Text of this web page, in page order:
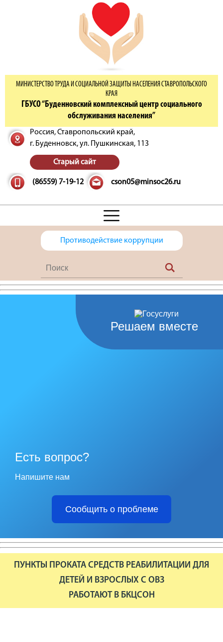
МИНИСТЕРСТВО ТРУДА И СОЦИАЛЬНОЙ ЗАЩИТЫ НАСЕЛЕНИЯ СТАВРОПОЛЬСКОГО
КРАЯ
ГБУСО “Буденновский комплексный центр социального
обслуживания населения”
Россия, Ставропольский край,
г. Буденновск,ул. Пушкинская, 113
Старый сайт
(86559) 7-19-12 cson05@minsoc26.ru
Противодействие коррупции
Решаем вместе
Есть вопрос?
Напишите нам
Сообщить о проблеме
ПУНКТЫ ПРОКАТА СРЕДСТВ РЕАБИЛИТАЦИИ ДЛЯ
ДЕТЕЙ И ВЗРОСЛЫХ С ОВЗ
РАБОТАЮТ В БКЦСОН